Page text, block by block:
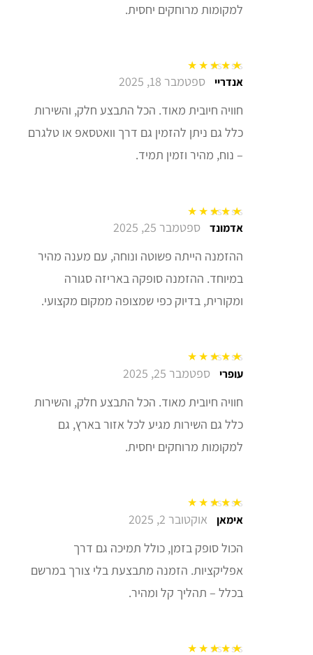
למקומות מרוחקים יחסית.
דורג5מתוך 5אנדריי ספטמבר 18, 2025
חוויה חיובית מאוד. הכל התבצע חלק, והשירות
כלל גם ניתן להזמין גם דרך וואטסאפ או טלגרם
– נוח, מהיר וזמין תמיד.
דורג5מתוך 5אדמונד ספטמבר 25, 2025
ההזמנה הייתה פשוטה ונוחה, עם מענה מהיר
במיוחד. ההזמנה סופקה באריזה סגורה
ומקורית, בדיוק כפי שמצופה ממקום מקצועי.
דורג5מתוך 5עופרי ספטמבר 25, 2025
חוויה חיובית מאוד. הכל התבצע חלק, והשירות
כלל גם השירות מגיע לכל אזור בארץ, גם
למקומות מרוחקים יחסית.
דורג5מתוך 5אימאן אוקטובר 2, 2025
הכול סופק בזמן, כולל תמיכה גם דרך
אפליקציות. הזמנה מתבצעת בלי צורך במרשם
בכלל – תהליך קל ומהיר.